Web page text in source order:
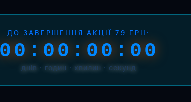
ДО ЗАВЕРШЕННЯ АКЦІЇ 79 ГРН:
00:00:00:00
днів : годин : хвилин : секунд